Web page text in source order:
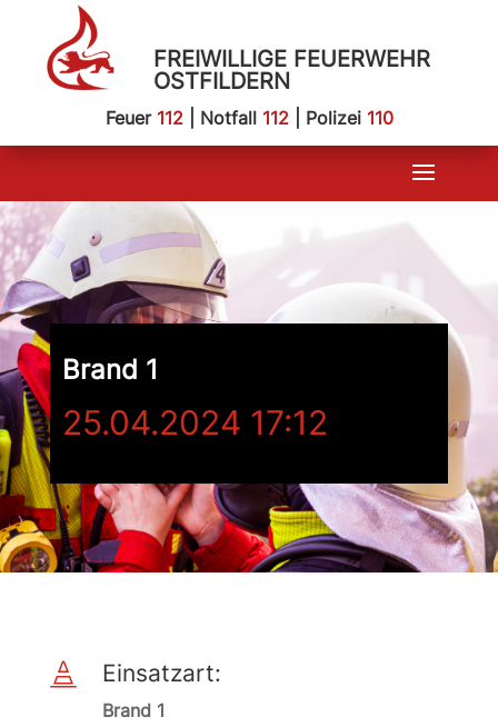
FREIWILLIGE FEUERWEHR
OSTFILDERN
Feuer 112| Notfall 112| Polizei 110
Brand 1
25.04.2024 17:12
 Einsatzart:
Brand 1